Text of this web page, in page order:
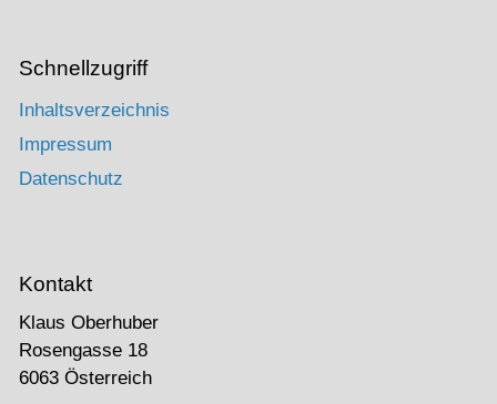
Schnellzugriff
Inhaltsverzeichnis
Impressum
Datenschutz
Kontakt
Klaus Oberhuber
Rosengasse 18
6063 Österreich